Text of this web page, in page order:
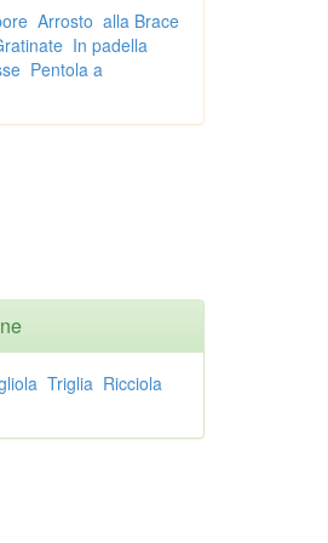
Arrosto alla Brace
In padella
Pentola a
Triglia Ricciola